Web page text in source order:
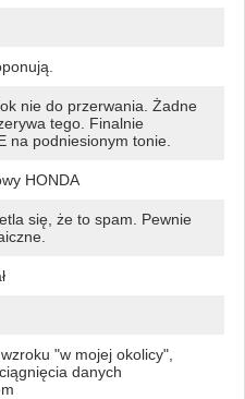
nie do przerwania. Żadne
tego. Finalnie
na podniesionym tonie.
HONDA
się, że to spam. Pewnie
"w mojej okolicy",
danych